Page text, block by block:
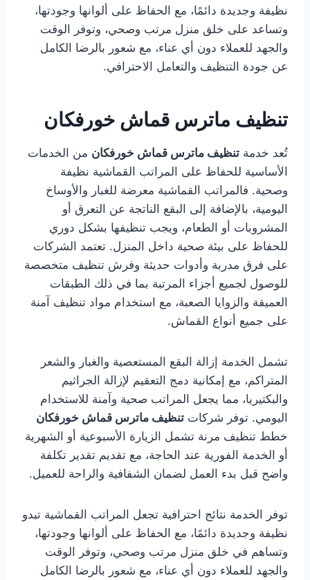
نظيفة وجديدة دائمًا، مع الحفاظ على ألوانها وجودتها،
وتساعد على خلق منزل مرتب وصحي، وتوفر الوقت
والجهد للعملاء دون أي عناء، مع شعور بالرضا الكامل
عن جودة التنظيف والتعامل الاحترافي.
تنظيف ماترس قماش خورفكان
تُعد خدمة تنظيف ماترس قماش خورفكان من الخدمات
الأساسية للحفاظ على المراتب القماشية نظيفة
وصحية. فالمراتب القماشية معرضة للغبار والأوساخ
اليومية، بالإضافة إلى البقع الناتجة عن التعرق أو
المشروبات أو الطعام، ويجب تنظيفها بشكل دوري
للحفاظ على بيئة صحية داخل المنزل. تعتمد الشركات
على فرق مدربة وأدوات حديثة وفرش تنظيف متخصصة
للوصول لجميع أجزاء المرتبة بما في ذلك الطبقات
العميقة والزوايا الصعبة، مع استخدام مواد تنظيف آمنة
على جميع أنواع القماش.
تشمل الخدمة إزالة البقع المستعصية والغبار والشعر
المتراكم، مع إمكانية دمج التعقيم لإزالة الجراثيم
والبكتيريا، مما يجعل المراتب صحية وآمنة للاستخدام
اليومي. توفر شركات تنظيف ماترس قماش خورفكان
خطط تنظيف مرنة تشمل الزيارة الأسبوعية أو الشهرية
أو الخدمة الفورية عند الحاجة، مع تقديم تقدير تكلفة
واضح قبل بدء العمل لضمان الشفافية والراحة للعميل.
توفر الخدمة نتائج احترافية تجعل المراتب القماشية تبدو
نظيفة وجديدة دائمًا، مع الحفاظ على ألوانها وجودتها،
وتساهم في خلق منزل مرتب وصحي، وتوفر الوقت
والجهد للعملاء دون أي عناء، مع شعور بالرضا الكامل